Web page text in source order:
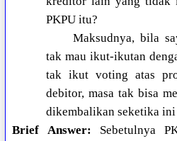
PKPU itu?
Maksudnya, bila
tak mau ikut-ikutan
tak ikut voting atas
debitor, masa tak bisa
dikembalikan seketika ini
Brief Answer: Sebetulnya